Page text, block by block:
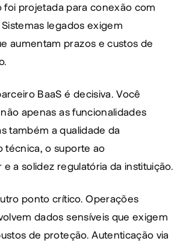
foi projetada para conexão com
legados exigem
aumentam prazos e custos de
BaaS é decisiva. Você
apenas as funcionalidades
também a qualidade da
técnica, o suporte ao
a solidez regulatória da instituição.
ponto crítico. Operações
dados sensíveis que exigem
de proteção. Autenticação via